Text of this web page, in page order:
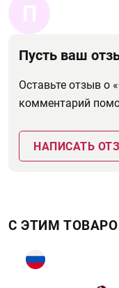
П
Пусть ваш
Оставьте отзыв о
комментарий
НАПИСАТЬ
С ЭТИМ